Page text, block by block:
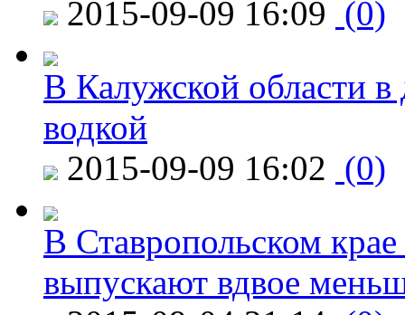
2015-09-09 16:09 (0)
В Калужской области в
водкой
2015-09-09 16:02 (0)
В Ставропольском
выпускают вдвое